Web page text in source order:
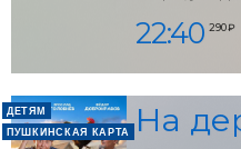
22:40 290 ₽
ДЕТЯМ
ПУШКИНСКАЯ КАРТА
На